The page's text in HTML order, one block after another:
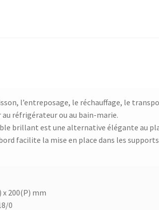
l’entreposage, le réchauffage, le
réfrigérateur ou au bain-marie.
brillant est une alternative élégante au
facilite la mise en place dans les
x 200(P) mm
0